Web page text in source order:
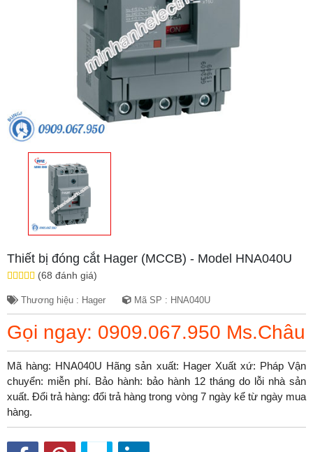
Thiết bị đóng cắt Hager (MCCB) - Model HNA040U
(68 đánh giá)
Thương hiệu : Hager Mã SP : HNA040U
Gọi ngay: 0909.067.950 Ms.Châu
Mã hàng: HNA040U Hãng sản xuất: Hager Xuất xứ: Pháp Vận
chuyển: miễn phí. Bảo hành: bảo hành 12 tháng do lỗi nhà sản
xuất. Đổi trả hàng: đổi trả hàng trong vòng 7 ngày kể từ ngày mua
hàng.